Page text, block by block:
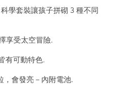
學套裝讓孩子拼砌 3 種不同
享受太空冒險.
有可動特色.
，會發亮－內附電池.